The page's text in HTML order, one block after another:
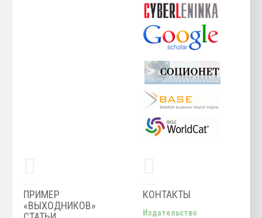
ПРИМЕР
«ВЫХОДНИКОВ»
КОНТАКТЫ
Издательство